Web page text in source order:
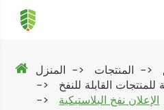
المنزل المنتجات
القابلة للنفخ
الإعلان نفخ البلاستيكية